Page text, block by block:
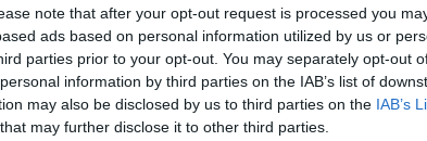
note that after your opt-out request is processed you
ads based on personal information utilized by us or
parties prior to your opt-out. You may separately opt-out
information by third parties on the IAB’s list of
may also be disclosed by us to third parties on the IAB’s
that may further disclose it to other third parties.